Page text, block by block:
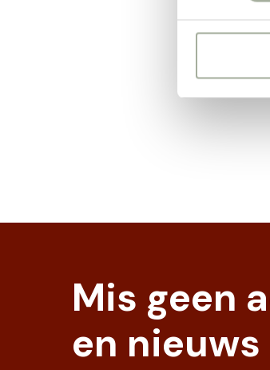
Mis geen
en